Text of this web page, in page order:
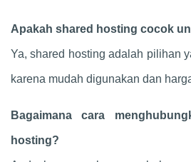
Apakah shared hosting cocok
Ya, shared hosting adalah pilihan
karena mudah digunakan dan
Bagaimana cara
hosting?